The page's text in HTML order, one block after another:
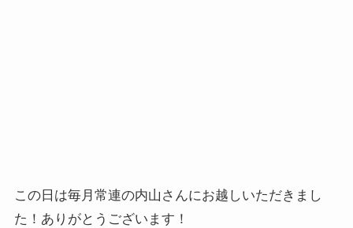
この日は毎月常連の内山さんにお越しいただきまし
た！ありがとうございます！